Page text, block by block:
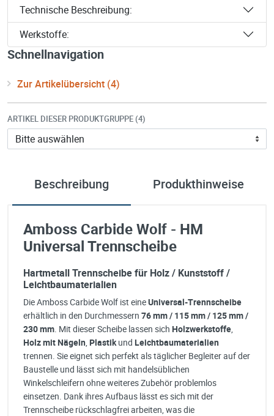
Technische Beschreibung:
Werkstoffe:
Schnellnavigation
Zur Artikelübersicht (4)
ARTIKEL DIESER PRODUKTGRUPPE (4)
Beschreibung Produkthinweise
Amboss Carbide Wolf - HM
Universal Trennscheibe
Hartmetall Trennscheibe für Holz / Kunststoff /
Leichtbaumaterialien
Die Amboss Carbide Wolf ist eineUniversal-Trennscheibe
erhältlich in den Durchmessern 76 mm / 115 mm / 125 mm /
230 mm . Mit dieser Scheibe lassen sich Holzwerkstoffe
Holz mit Nägeln Plastik und Leichtbaumaterialien
trennen. Sie eignet sich perfekt als täglicher Begleiter auf der
Baustelle und lässt sich mit handelsüblichen
Winkelschleifern ohne weiteres Zubehör problemlos
einsetzen. Dank ihres Aufbaus lässt es sich mit der
Trennscheibe rückschlagfrei arbeiten, was die